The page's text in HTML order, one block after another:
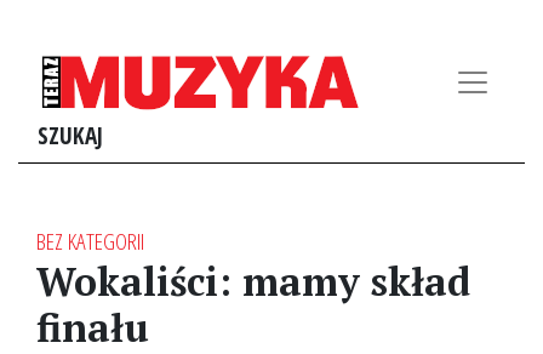
SZUKAJ
BEZ KATEGORII
Wokaliści: mamy skład
finału